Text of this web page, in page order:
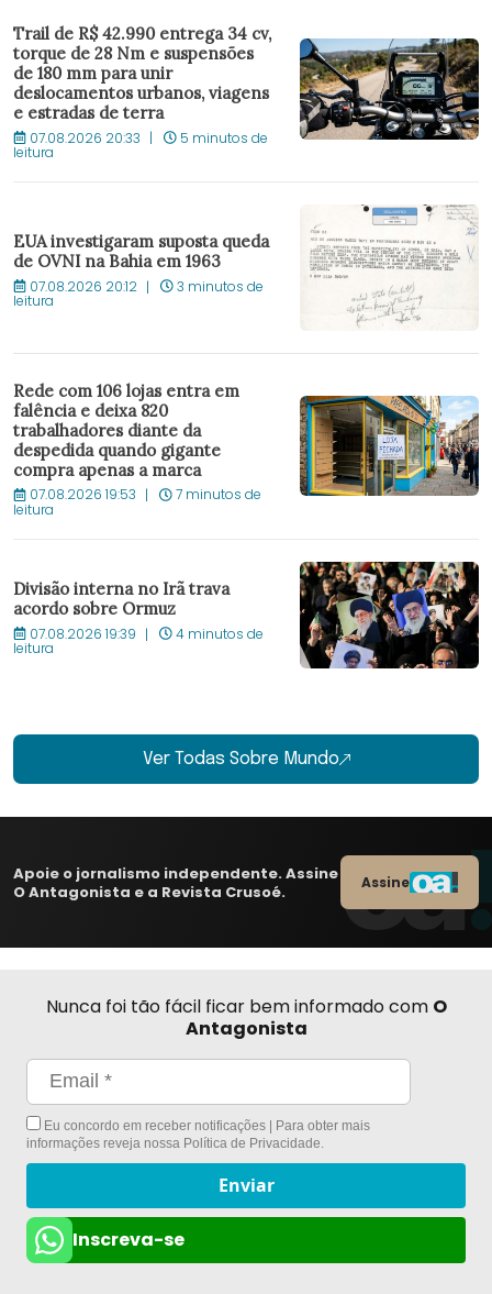
Trail de R$ 42.990 entrega 34 cv,
torque de 28 Nm e suspensões
de 180 mm para unir
deslocamentos urbanos, viagens
e estradas de terra
07.08.2026 20:33 5 minutos de
leitura
EUA investigaram suposta queda
de OVNI na Bahia em 1963
07.08.2026 20:12 3 minutos de
leitura
Rede com 106 lojas entra em
falência e deixa 820
trabalhadores diante da
despedida quando gigante
compra apenas a marca
07.08.2026 19:53 7 minutos de
leitura
Divisão interna no Irã trava
acordo sobre Ormuz
07.08.2026 19:39 4 minutos de
leitura
Ver Todas Sobre Mundo
Apoie o jornalismo independente. Assine
O Antagonista e a Revista Crusoé.
Assine
Nunca foi tão fácil ficar bem informado com O
Antagonista
Eu concordo em receber notificações | Para obter mais
informações reveja nossa Política de Privacidade.
Enviar
Inscreva-se